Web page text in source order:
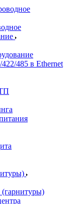
485 в Ethernet